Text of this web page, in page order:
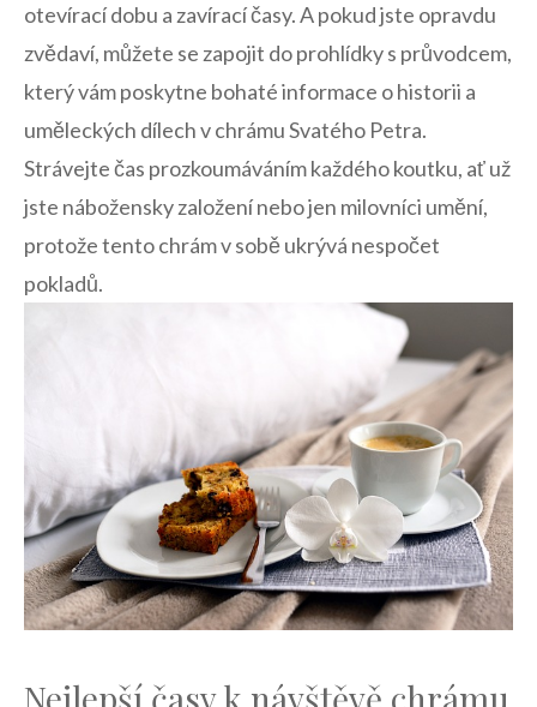
otevírací dobu‌ a zavírací časy. A pokud jste opravdu
zvědaví, můžete⁢ se zapojit ⁣do prohlídky⁣ s průvodcem,
který‍ vám poskytne ⁣bohaté informace ⁢o historii a⁤
uměleckých dílech v chrámu Svatého Petra.
Strávejte ⁢čas prozkoumáváním každého koutku, ať ⁤už
jste nábožensky založení ​nebo jen milovníci umění,
protože tento chrám v⁢ sobě ukrývá nespočet
pokladů.
Nejlepší ‌časy k návštěvě chrámu